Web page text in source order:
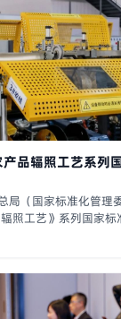
品辐照工艺系列
局（国家标准化管理
照工艺》系列国家标
年12月1日起实施。